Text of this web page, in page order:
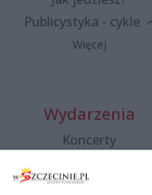
Publicystyka - cykle
Więcej
Wydarzenia
Koncerty
Spacery i oprowadzania